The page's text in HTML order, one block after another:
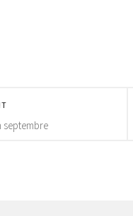
septembre